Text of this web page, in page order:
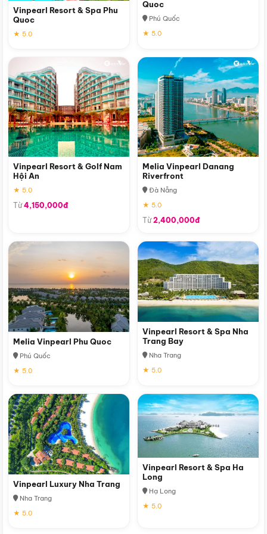
Vinpearl Resort & Spa Phu
Quoc
★ 5.0
Quoc
Phú Quốc
★ 5.0
Vinpearl Resort & Golf Nam
Hội An
★ 5.0
Từ4,150,000đ
Melia Vinpearl Danang
Riverfront
Đà Nẵng
★ 5.0
Từ2,400,000đ
Melia Vinpearl Phu Quoc
Phú Quốc
★ 5.0
Vinpearl Resort & Spa Nha
Trang Bay
Nha Trang
★ 5.0
Vinpearl Luxury Nha Trang
Nha Trang
★ 5.0
Vinpearl Resort & Spa Ha
Long
Hạ Long
★ 5.0